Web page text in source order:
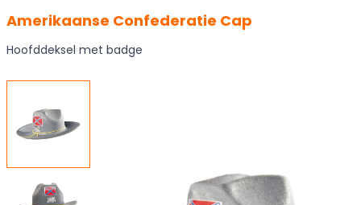
Amerikaanse Confederatie Cap
Hoofddeksel met badge